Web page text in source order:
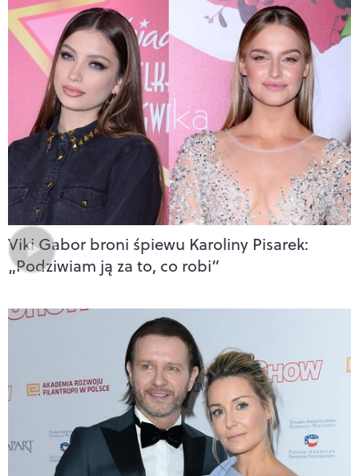
Viki Gabor broni śpiewu Karoliny Pisarek:
„Podziwiam ją za to, co robi”